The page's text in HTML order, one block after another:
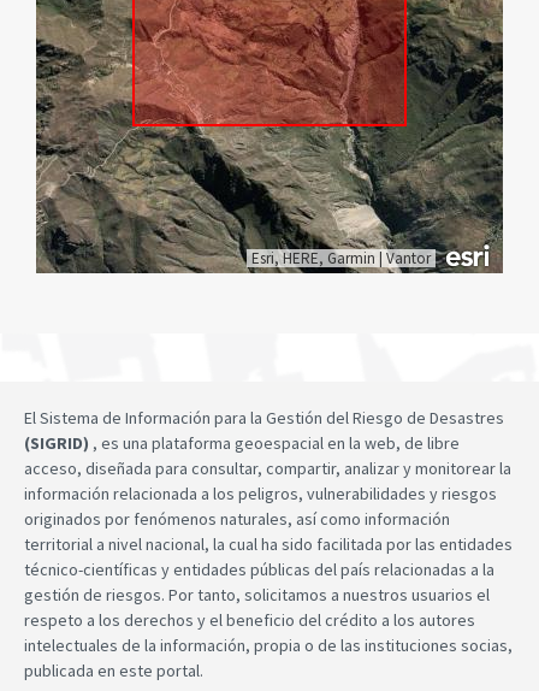
Esri, HERE, Garmin | Vantor
El Sistema de Información para la Gestión del Riesgo de Desastres
(SIGRID) , es una plataforma geoespacial en la web, de libre
acceso, diseñada para consultar, compartir, analizar y monitorear la
información relacionada a los peligros, vulnerabilidades y riesgos
originados por fenómenos naturales, así como información
territorial a nivel nacional, la cual ha sido facilitada por las entidades
técnico-científicas y entidades públicas del país relacionadas a la
gestión de riesgos. Por tanto, solicitamos a nuestros usuarios el
respeto a los derechos y el beneficio del crédito a los autores
intelectuales de la información, propia o de las instituciones socias,
publicada en este portal.